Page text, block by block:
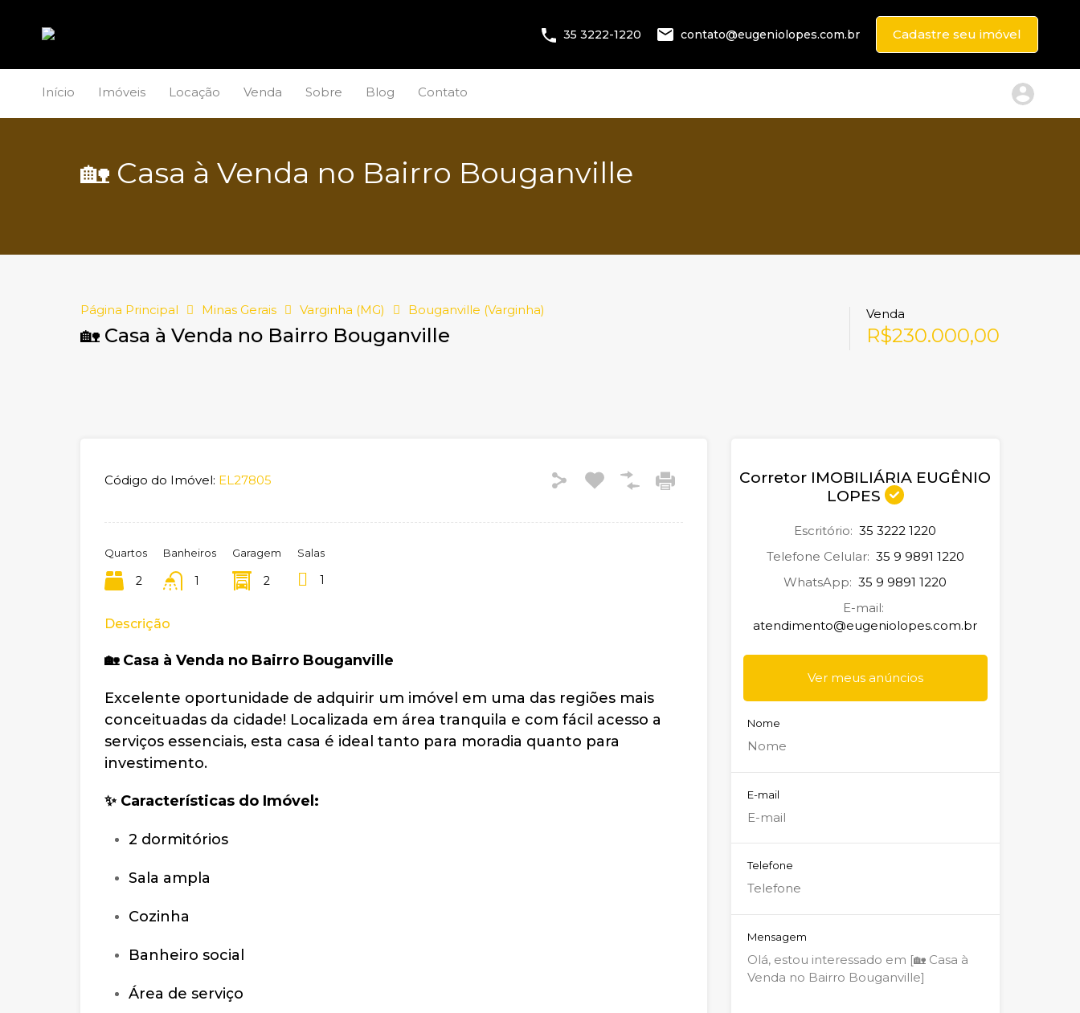
35 3222-1220 contato@eugeniolopes.com.br Cadastre seu imóvel
Início Imóveis Locação Venda Sobre Blog Contato
🏡 Casa à Venda no Bairro Bouganville
Página Principal Minas Gerais Varginha (MG) Bouganville (Varginha)
🏡 Casa à Venda no Bairro Bouganville
Venda
R$230.000,00
Código do Imóvel: EL27805
Quartos
2
Banheiros
1
Garagem
2
Salas
1
Descrição
🏡 Casa à Venda no Bairro Bouganville
Excelente oportunidade de adquirir um imóvel em uma das regiões mais
conceituadas da cidade! Localizada em área tranquila e com fácil acesso a
serviços essenciais, esta casa é ideal tanto para moradia quanto para
investimento.
✨ Características do Imóvel:
2 dormitórios
Sala ampla
Cozinha
Banheiro social
Área de serviço
Corretor IMOBILIÁRIA EUGÊNIO
LOPES
Escritório: 35 3222 1220
Telefone Celular: 35 9 9891 1220
WhatsApp: 35 9 9891 1220
E-mail:
atendimento@eugeniolopes.com.br
Ver meus anúncios
Nome
E-mail
Telefone
Mensagem